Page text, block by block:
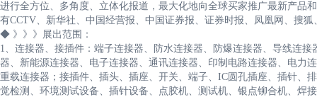
进行全方位、多角度、立体化报道，最大化地向全球买家推广最新产品
有CCTV、新华社、中国经营报、中国证券报、证券时报、凤凰网、搜
◆ 》》》展出范围：
1、连接器、接插件：端子连接器、防水连接器、防爆连接器、导线连
器、新能源连接器、电子连接器、通讯连接器、印制电路连接器、电力
重载连接器；接插件、插头、插座、开关、端子、IC圆孔插座、插针、
觉检测、环境测试设备、插针设备、点胶机、测试机、银点铆合机、焊